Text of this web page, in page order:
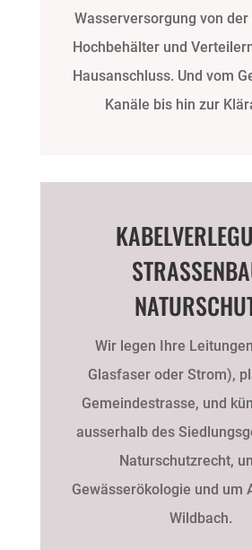
Wasserversorgung von
Hochbehälter und
Hausanschluss. Und vom
Kanäle bis hin zur
Wir legen Ihre
Glasfaser oder Strom),
Gemeindestrasse, und
ausserhalb des
Naturschutzrecht,
Gewässerökologie und um
Wildbach.